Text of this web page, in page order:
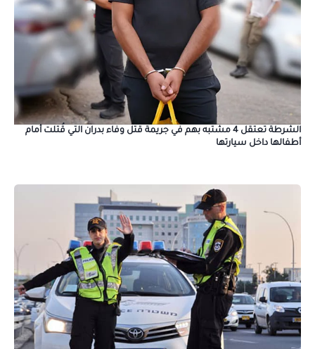
الشرطة تعتقل 4 مشتبه بهم في جريمة قتل وفاء بدران التي قُتلت أمام
أطفالها داخل سيارتها